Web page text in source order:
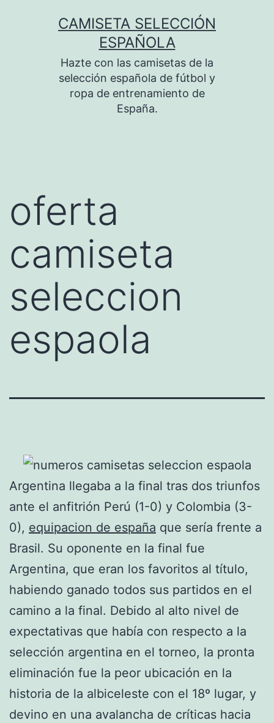
CAMISETA SELECCIÓN
ESPAÑOLA
Hazte con las camisetas de la
selección española de fútbol y
ropa de entrenamiento de
España.
oferta
camiseta
seleccion
espaola
Argentina llegaba a la final tras dos triunfos
ante el anfitrión Perú (1-0) y Colombia (3-
0), equipacion de españa que sería frente a
Brasil. Su oponente en la final fue
Argentina, que eran los favoritos al título,
habiendo ganado todos sus partidos en el
camino a la final. Debido al alto nivel de
expectativas que había con respecto a la
selección argentina en el torneo, la pronta
eliminación fue la peor ubicación en la
historia de la albiceleste con el 18º lugar, y
devino en una avalancha de críticas hacia